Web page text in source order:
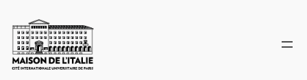
to
content